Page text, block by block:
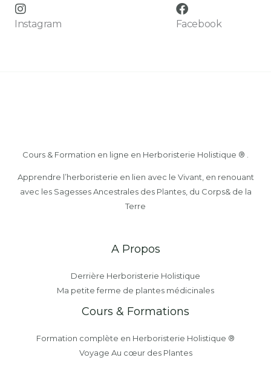
Instagram Facebook
Cours & Formation en ligne en Herboristerie Holistique ® .
Apprendre l’herboristerie en lien avec le Vivant, en renouant
avec les Sagesses Ancestrales des Plantes, du Corps& de la
Terre
A Propos
Derrière Herboristerie Holistique
Ma petite ferme de plantes médicinales
Cours & Formations
Formation complète en Herboristerie Holistique ®
Voyage Au cœur des Plantes